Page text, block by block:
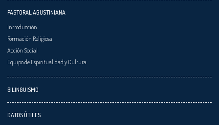
PASTORAL AGUSTINIANA
Introducción
Formación Religiosa
Acción Social
Equipo de Espiritualidad y Cultura
BILINGUISMO
DATOS ÚTILES